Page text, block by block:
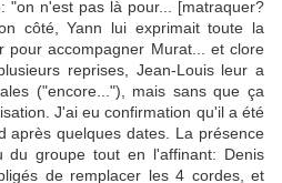
"on n'est pas là pour... [matraquer?
côté, Yann lui exprimait toute la
pour accompagner Murat... et clore
reprises, Jean-Louis leur a
("encore..."), mais sans que ça
J'ai eu confirmation qu'il a été
après quelques dates. La présence
du groupe tout en l'affinant: Denis
de remplacer les 4 cordes, et